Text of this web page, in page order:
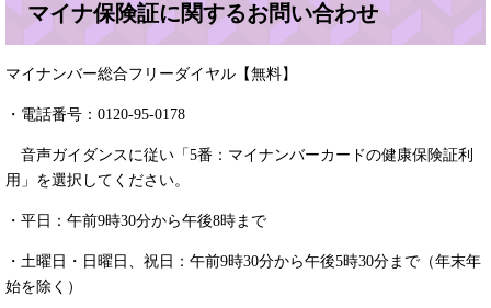
マイナ保険証に関するお問い合わせ
マイナンバー総合フリーダイヤル【無料】
・電話番号：0120-95-0178
音声ガイダンスに従い「5番：マイナンバーカードの健康保険証利
用」を選択してください。
・平日：午前9時30分から午後8時まで
・土曜日・日曜日、祝日：午前9時30分から午後5時30分まで（年末年
始を除く）